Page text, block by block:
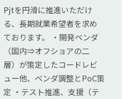
Pjtを円滑に推進いただけ
る、長期就業希望者を求め
ております。 ・開発ベンダ
（国内⇒オフショアの二
層）が策定したコードレビ
ュー他、ベンダ調整とPoC策
定 ・テスト推進、支援（テ